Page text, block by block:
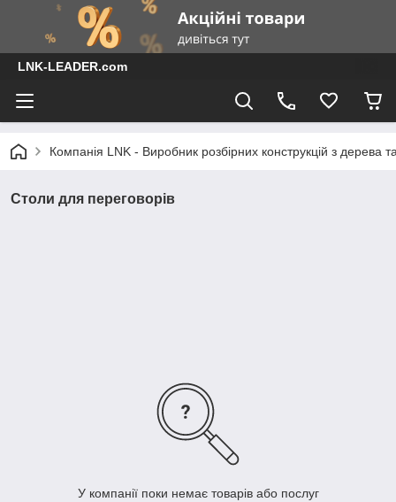
LNK-LEADER.com
Компанія LNK - Виробник розбірних конструкцій з дерева
Столи для переговорів
У компанії поки немає товарів або послуг